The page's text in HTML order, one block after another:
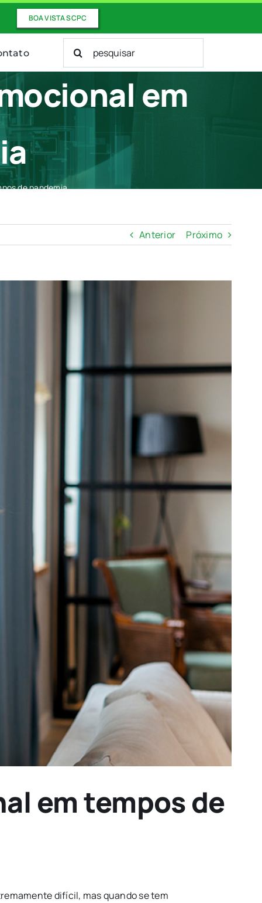
BOA VISTA SCPC
Buscar
resultados
em
de pandemia
Anterior Próximo
em tempos de
difícil, mas quando se tem